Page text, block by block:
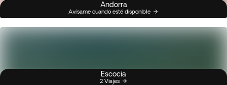
Andorra
Avísame cuando esté disponible
Escocia
2 Viajes